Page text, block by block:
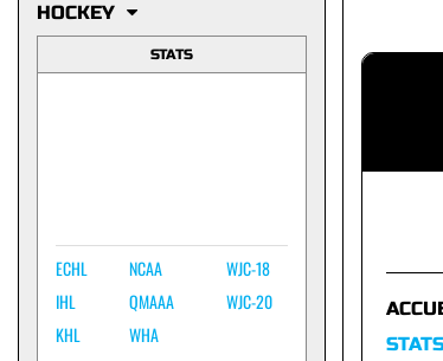
HOCKEY
STATS
ECHL
IHL
KHL
NCAA
QMAAA
WHA
WJC-18
WJC-20